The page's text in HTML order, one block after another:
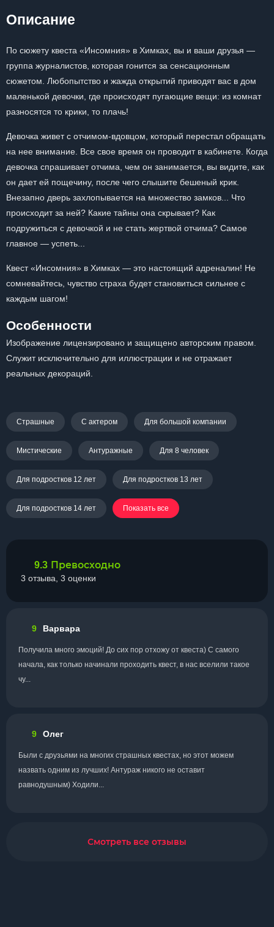
Описание
По сюжету квеста «Инсомния» в Химках, вы и ваши друзья —
группа журналистов, которая гонится за сенсационным
сюжетом. Любопытство и жажда открытий приводят вас в дом
маленькой девочки, где происходят пугающие вещи: из комнат
разносятся то крики, то плачь!
Девочка живет с отчимом-вдовцом, который перестал обращать
на нее внимание. Все свое время он проводит в кабинете. Когда
девочка спрашивает отчима, чем он занимается, вы видите, как
он дает ей пощечину, после чего слышите бешеный крик.
Внезапно дверь захлопывается на множество замков... Что
происходит за ней? Какие тайны она скрывает? Как
подружиться с девочкой и не стать жертвой отчима? Самое
главное — успеть...
Квест «Инсомния» в Химках — это настоящий адреналин! Не
сомневайтесь, чувство страха будет становиться сильнее с
каждым шагом!
Особенности
Изображение лицензировано и защищено авторским правом.
Служит исключительно для иллюстрации и не отражает
реальных декораций.
Страшные С актером Для большой компании
Мистические Антуражные Для 8 человек
Для подростков 12 лет Для подростков 13 лет
Для подростков 14 лет Показать все
9.3 Превосходно
3 отзыва, 3 оценки
9 Варвара
Получила много эмоций! До сих пор отхожу от квеста) С самого
начала, как только начинали проходить квест, в нас вселили такое
чу...
9 Олег
Были с друзьями на многих страшных квестах, но этот можем
назвать одним из лучших! Антураж никого не оставит
равнодушным) Ходили...
Смотреть все отзывы